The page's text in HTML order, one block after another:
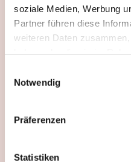
soziale Medien, Werbung
Partner führen diese
weiteren Daten
Notwendig
Präferenzen
Statistiken
1